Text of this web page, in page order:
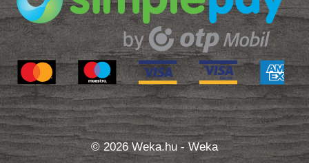
© 2026 Weka.hu - Weka